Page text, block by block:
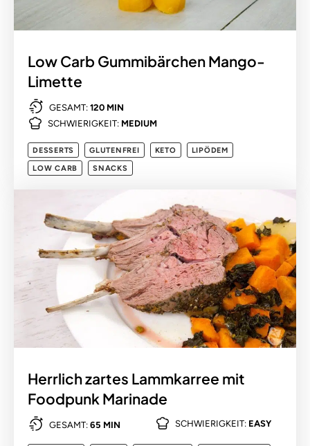
Low Carb Gummibärchen Mango-
Limette
GESAMT: 120 MIN
SCHWIERIGKEIT: MEDIUM
DESSERTS GLUTENFREI KETO
LIPÖDEM
LOW CARB
SNACKS
Herrlich zartes Lammkarree mit
Foodpunk Marinade
GESAMT: 65 MIN SCHWIERIGKEIT: EASY